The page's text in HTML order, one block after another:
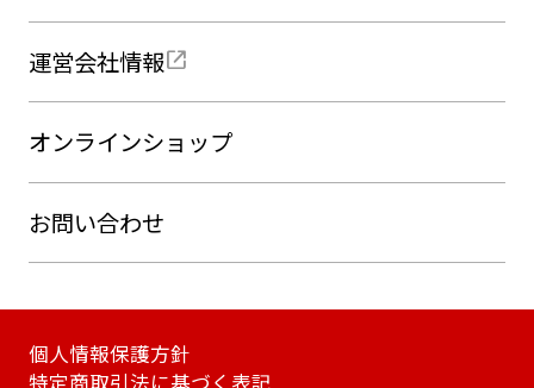
運営会社情報
オンラインショップ
お問い合わせ
個人情報保護方針
特定商取引法に基づく表記